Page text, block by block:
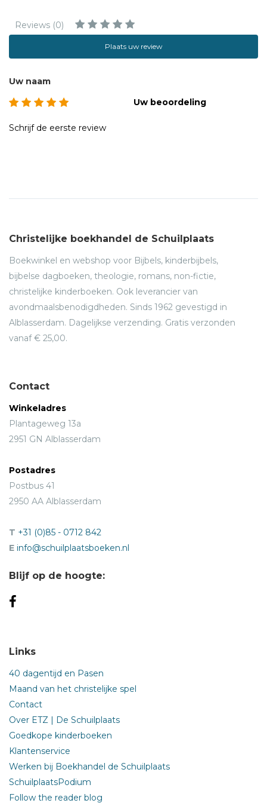
Reviews (0)
Plaats uw review
Uw naam
Uw beoordeling
Schrijf de eerste review
Christelijke boekhandel de Schuilplaats
Boekwinkel en webshop voor Bijbels, kinderbijbels,
bijbelse dagboeken, theologie, romans, non-fictie,
christelijke kinderboeken. Ook leverancier van
avondmaalsbenodigdheden. Sinds 1962 gevestigd in
Alblasserdam. Dagelijkse verzending. Gratis verzonden
vanaf € 25,00.
Contact
Winkeladres
Plantageweg 13a
2951 GN Alblasserdam
Postadres
Postbus 41
2950 AA Alblasserdam
T +31 (0)85 - 0712 842
E info@schuilplaatsboeken.nl
Blijf op de hoogte:
Links
40 dagentijd en Pasen
Maand van het christelijke spel
Contact
Over ETZ | De Schuilplaats
Goedkope kinderboeken
Klantenservice
Werken bij Boekhandel de Schuilplaats
SchuilplaatsPodium
Follow the reader blog